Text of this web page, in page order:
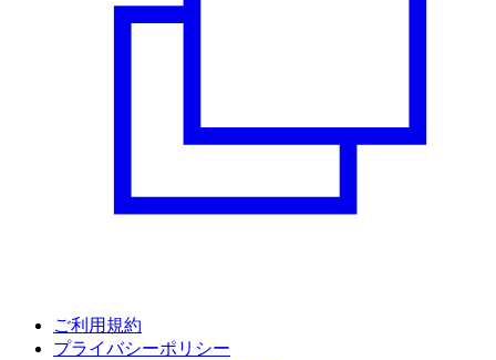
ご利用規約
プライバシーポリシー